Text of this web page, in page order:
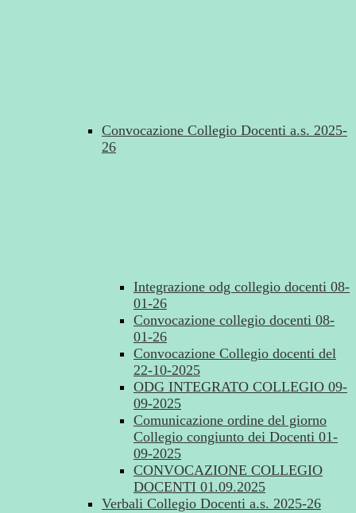
Convocazione Collegio Docenti a.s. 2025-
26
Integrazione odg collegio docenti 08-
01-26
Convocazione collegio docenti 08-
01-26
Convocazione Collegio docenti del
22-10-2025
ODG INTEGRATO COLLEGIO 09-
09-2025
Comunicazione ordine del giorno
Collegio congiunto dei Docenti 01-
09-2025
CONVOCAZIONE COLLEGIO
DOCENTI 01.09.2025
Verbali Collegio Docenti a.s. 2025-26